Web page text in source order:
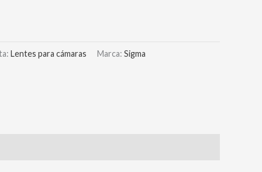
Lentes para cámaras Marca: Sigma